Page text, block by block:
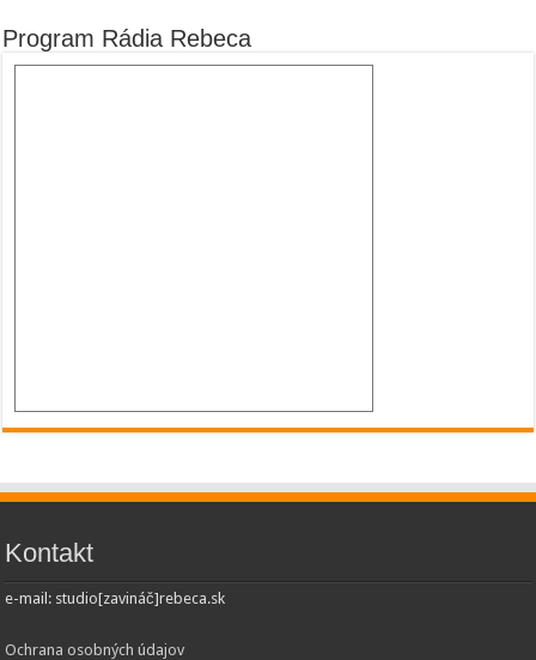
Program Rádia Rebeca
Kontakt
e-mail: studio[zavináč]rebeca.sk
Ochrana osobných údajov